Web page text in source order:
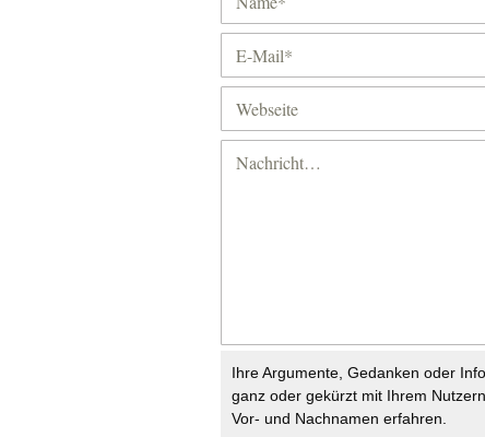
Ihre Argumente, Gedanken oder
ganz oder gekürzt mit Ihrem
Vor- und Nachnamen erfahren.